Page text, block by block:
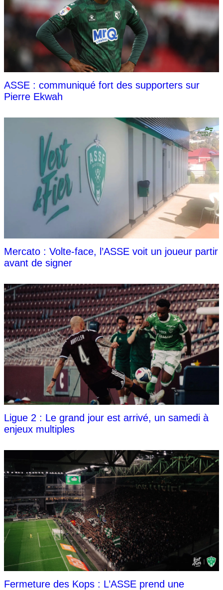
ASSE : communiqué fort des supporters sur
Pierre Ekwah
Mercato : Volte-face, l’ASSE voit un joueur partir
avant de signer
Ligue 2 : Le grand jour est arrivé, un samedi à
enjeux multiples
Fermeture des Kops : L’ASSE prend une